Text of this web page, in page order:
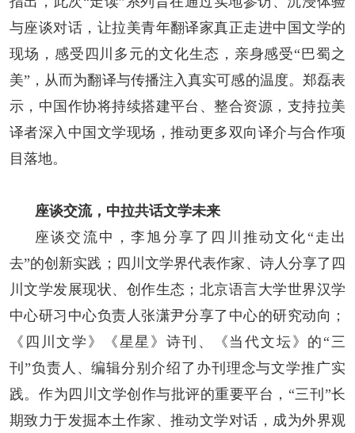
与座谈对话，让拉美青年翻译家真正走进中国文学的
现场，感受四川多元的文化生态，亲身感受“巴蜀之
美”，从而为翻译与传播注入真实可感的温度。郑磊表
示，中国作协将持续搭建平台、整合资源，支持拉美
译者深入中国文学现场，推动更多双向译介与合作项
目落地。
座谈交流，中拉共话文学未来
座谈交流中，李旭分享了四川推动文化“走出
去”的创新实践；四川文学界代表作家、诗人分享了四
川文学发展现状、创作生态；北京语言大学世界汉学
中心研习中心负责人张潇尹分享了中心的研究动向；
《四川文学》《星星》诗刊、《当代文坛》的“三
刊”负责人、编辑分别介绍了办刊理念与文学推广实
践。作为四川文学创作与批评的重要平台，“三刊”长
期致力于发掘本土作家、推动文学对话，成为外界观